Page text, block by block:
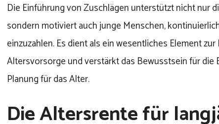
Die Einführung von Zuschlägen unterstützt nicht nur
sondern motiviert auch junge Menschen,
einzuzahlen. Es dient als ein wesentliches Element
Altersvorsorge und verstärkt das Bewusstsein für die
Planung für das Alter.
Die Altersrente für